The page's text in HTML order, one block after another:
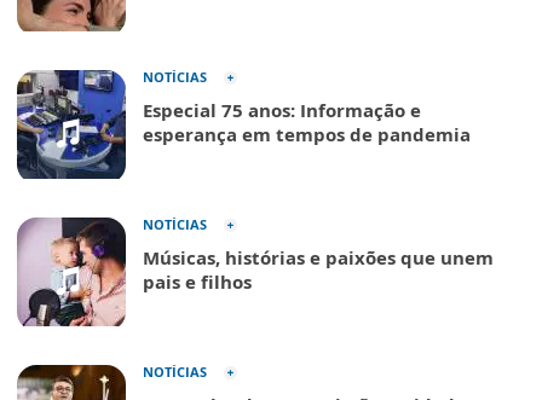
NOTÍCIAS
Especial 75 anos: Informação e
esperança em tempos de pandemia
NOTÍCIAS
Músicas, histórias e paixões que unem
pais e filhos
NOTÍCIAS